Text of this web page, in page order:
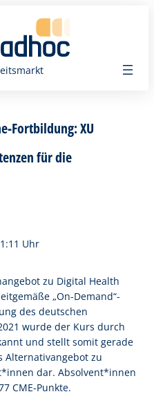
Fortbildung: XU
für die
Uhr
zu Digital Health
„On-Demand“-
des deutschen
wurde der Kurs durch
und stellt somit gerade
Alternativangebot zu
dar. Absolvent*innen
CME-Punkte.